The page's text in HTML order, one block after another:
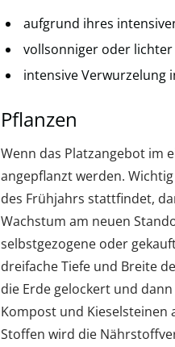
aufgrund ihres
vollsonniger oder
intensive Verwurzelung
Pflanzen
Wenn das Platzangebot im
angepflanzt werden.
des Frühjahrs stattfindet,
Wachstum am neuen
selbstgezogene oder
dreifache Tiefe und Breite
die Erde gelockert und
Kompost und Kieselsteinen
Stoffen wird die